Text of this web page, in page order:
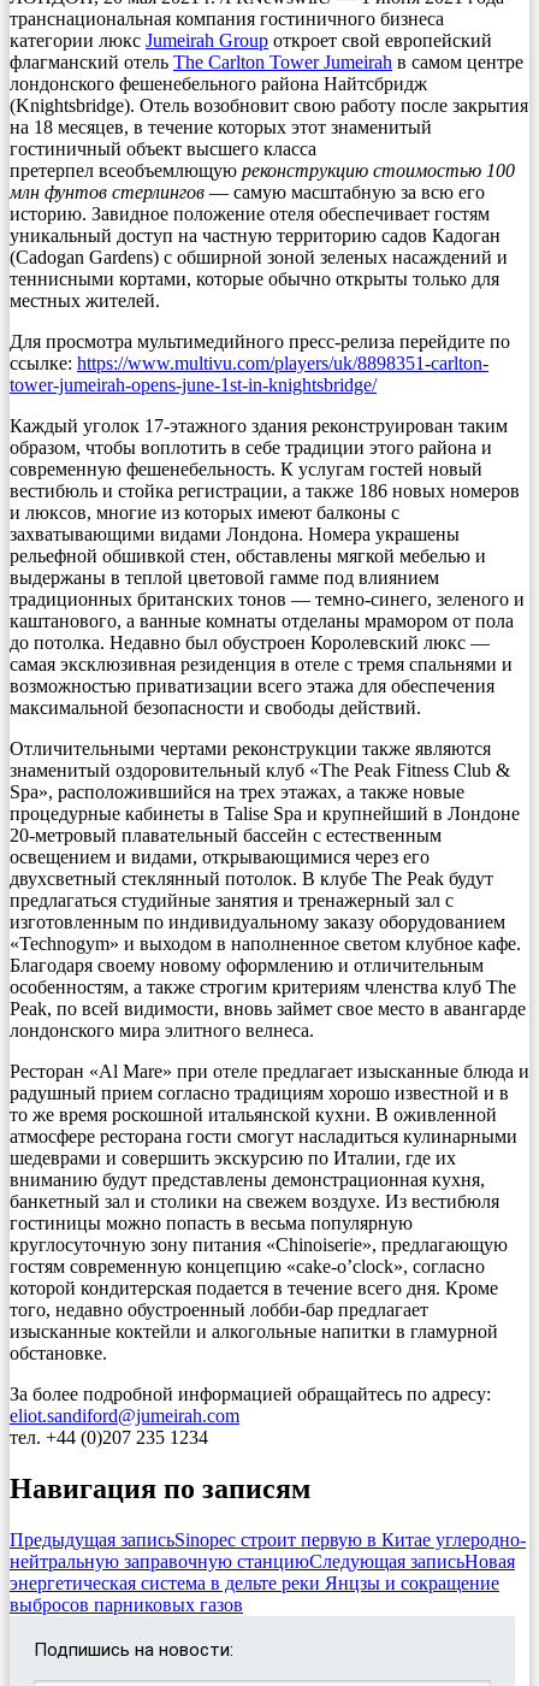
транснациональная компания гостиничного бизнеса
категории люкс Jumeirah Group откроет свой европейский
флагманский отель The Carlton Tower Jumeirah в самом центре
лондонского фешенебельного района Найтсбридж
(Knightsbridge). Отель возобновит свою работу после закрытия
на 18 месяцев, в течение которых этот знаменитый
гостиничный объект высшего класса
претерпел всеобъемлющую реконструкцию стоимостью 100
млн фунтов стерлингов — самую масштабную за всю его
историю. Завидное положение отеля обеспечивает гостям
уникальный доступ на частную территорию садов Кадоган
(Cadogan Gardens) с обширной зоной зеленых насаждений и
теннисными кортами, которые обычно открыты только для
местных жителей.
Для просмотра мультимедийного пресс-релиза перейдите по
ссылке: https://www.multivu.com/players/uk/8898351-carlton-
tower-jumeirah-opens-june-1st-in-knightsbridge/
Каждый уголок 17-этажного здания реконструирован таким
образом, чтобы воплотить в себе традиции этого района и
современную фешенебельность. К услугам гостей новый
вестибюль и стойка регистрации, а также 186 новых номеров
и люксов, многие из которых имеют балконы с
захватывающими видами Лондона. Номера украшены
рельефной обшивкой стен, обставлены мягкой мебелью и
выдержаны в теплой цветовой гамме под влиянием
традиционных британских тонов — темно-синего, зеленого и
каштанового, а ванные комнаты отделаны мрамором от пола
до потолка. Недавно был обустроен Королевский люкс —
самая эксклюзивная резиденция в отеле с тремя спальнями и
возможностью приватизации всего этажа для обеспечения
максимальной безопасности и свободы действий.
Отличительными чертами реконструкции также являются
знаменитый оздоровительный клуб «The Peak Fitness Club &
Spa», расположившийся на трех этажах, а также новые
процедурные кабинеты в Talise Spa и крупнейший в Лондоне
20-метровый плавательный бассейн с естественным
освещением и видами, открывающимися через его
двухсветный стеклянный потолок. В клубе The Peak будут
предлагаться студийные занятия и тренажерный зал с
изготовленным по индивидуальному заказу оборудованием
«Technogym» и выходом в наполненное светом клубное кафе.
Благодаря своему новому оформлению и отличительным
особенностям, а также строгим критериям членства клуб The
Peak, по всей видимости, вновь займет свое место в авангарде
лондонского мира элитного велнеса.
Ресторан «Al Mare» при отеле предлагает изысканные блюда и
радушный прием согласно традициям хорошо известной и в
то же время роскошной итальянской кухни. В оживленной
атмосфере ресторана гости смогут насладиться кулинарными
шедеврами и совершить экскурсию по Италии, где их
вниманию будут представлены демонстрационная кухня,
банкетный зал и столики на свежем воздухе. Из вестибюля
гостиницы можно попасть в весьма популярную
круглосуточную зону питания «Chinoiserie», предлагающую
гостям современную концепцию «cake-o’clock», согласно
которой кондитерская подается в течение всего дня. Кроме
того, недавно обустроенный лобби-бар предлагает
изысканные коктейли и алкогольные напитки в гламурной
обстановке.
За более подробной информацией обращайтесь по адресу:
eliot.sandiford@jumeirah.com
тел. +44 (0)207 235 1234
Навигация по записям
Предыдущая записьSinopec строит первую в Китае углеродно-
нейтральную заправочную станциюСледующая записьНовая
энергетическая система в дельте реки Янцзы и сокращение
выбросов парниковых газов
Подпишись на новости: